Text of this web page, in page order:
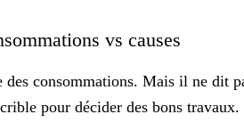
vs causes
consommations. Mais il ne dit
pour décider des bons travaux.